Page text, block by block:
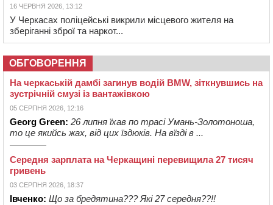
16 ЧЕРВНЯ 2026, 13:12
У Черкасах поліцейські викрили місцевого жителя на
зберіганні зброї та наркот...
ОБГОВОРЕННЯ
На черкаській дамбі загинув водій BMW, зіткнувшись на
зустрічній смузі із вантажівкою
05 СЕРПНЯ 2026, 12:16
Georg Green: 26 липня їхав по трасі Умань-Золотоноша,
то це якийсь жах, від цих їздюків. На вїзді в ...
Середня зарплата на Черкащині перевищила 27 тисяч
гривень
03 СЕРПНЯ 2026, 18:37
Івченко: Що за бредятина??? Які 27 середня??!!